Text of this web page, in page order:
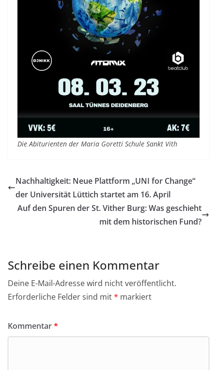
Die Abiturienten der Maria Goretti Schule Sankt Vith
Nachhaltigkeit: Neue Plattform „UNI for Change“
der Universität Lüttich startet am 16. April
Auf den Spuren der St. Vither Burg: Was geschieht
mit dem historischen Fund?
Schreibe einen Kommentar
Deine E-Mail-Adresse wird nicht veröffentlicht.
Erforderliche Felder sind mit* markiert
Kommentar*